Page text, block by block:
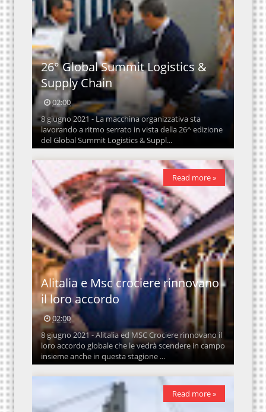
26° Global Summit Logistics &
Supply Chain
02:00
8 giugno 2021 - La macchina organizzativa sta
lavorando a ritmo serrato in vista della 26^ edizione
del Global Summit Logistics & Suppl...
Alitalia e Msc crociere rinnovano
il loro accordo
02:00
8 giugno 2021 - Alitalia ed MSC Crociere rinnovano il
loro accordo globale che le vedrà scendere in campo
insieme anche in questa stagione ...
Read more »
Read more »